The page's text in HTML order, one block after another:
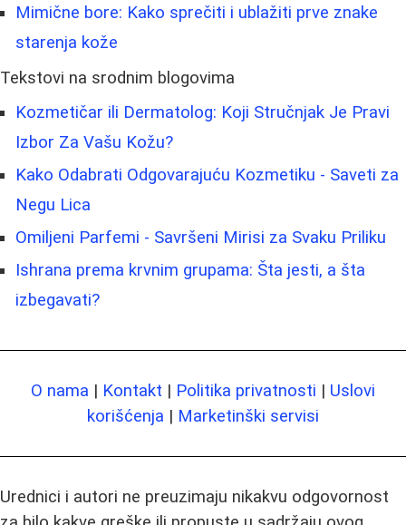
Mimične bore: Kako sprečiti i ublažiti prve znake
starenja kože
Tekstovi na srodnim blogovima
Kozmetičar ili Dermatolog: Koji Stručnjak Je Pravi
Izbor Za Vašu Kožu?
Kako Odabrati Odgovarajuću Kozmetiku - Saveti za
Negu Lica
Omiljeni Parfemi - Savršeni Mirisi za Svaku Priliku
Ishrana prema krvnim grupama: Šta jesti, a šta
izbegavati?
O nama | Kontakt | Politika privatnosti | Uslovi
korišćenja | Marketinški servisi
Urednici i autori ne preuzimaju nikakvu odgovornost